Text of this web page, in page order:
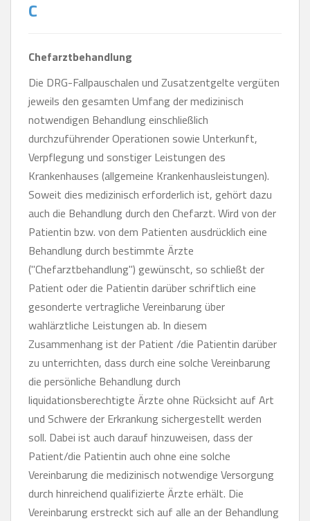
C
Chefarztbehandlung
Die DRG-Fallpauschalen und Zusatzentgelte vergüten
jeweils den gesamten Umfang der medizinisch
notwendigen Behandlung einschließlich
durchzuführender Operationen sowie Unterkunft,
Verpflegung und sonstiger Leistungen des
Krankenhauses (allgemeine Krankenhausleistungen).
Soweit dies medizinisch erforderlich ist, gehört dazu
auch die Behandlung durch den Chefarzt. Wird von der
Patientin bzw. von dem Patienten ausdrücklich eine
Behandlung durch bestimmte Ärzte
("Chefarztbehandlung") gewünscht, so schließt der
Patient oder die Patientin darüber schriftlich eine
gesonderte vertragliche Vereinbarung über
wahlärztliche Leistungen ab. In diesem
Zusammenhang ist der Patient /die Patientin darüber
zu unterrichten, dass durch eine solche Vereinbarung
die persönliche Behandlung durch
liquidationsberechtigte Ärzte ohne Rücksicht auf Art
und Schwere der Erkrankung sichergestellt werden
soll. Dabei ist auch darauf hinzuweisen, dass der
Patient/die Patientin auch ohne eine solche
Vereinbarung die medizinisch notwendige Versorgung
durch hinreichend qualifizierte Ärzte erhält. Die
Vereinbarung erstreckt sich auf alle an der Behandlung